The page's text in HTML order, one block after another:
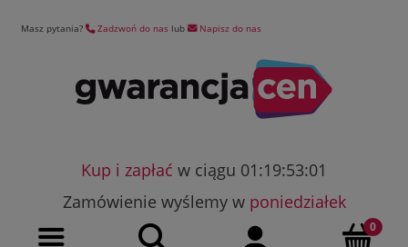
Masz pytania? Zadzwoń do nas lub Napisz do nas
Kup i zapłać w ciągu 01:19:53:01
Zamówienie wyślemy w poniedziałek